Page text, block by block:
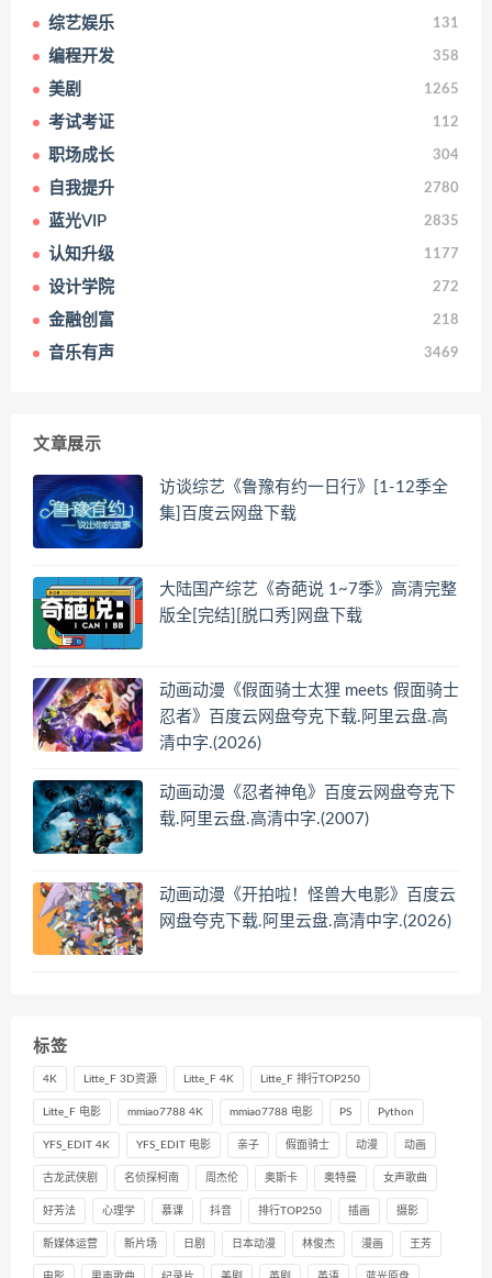
综艺娱乐 131
编程开发 358
美剧 1265
考试考证 112
职场成长 304
自我提升 2780
蓝光VIP 2835
认知升级 1177
设计学院 272
金融创富 218
音乐有声 3469
文章展示
访谈综艺《鲁豫有约一日行》[1-12季全
集]百度云网盘下载
大陆国产综艺《奇葩说 1~7季》高清完整
版全[完结][脱口秀]网盘下载
动画动漫《假面骑士太狸 meets 假面骑士
忍者》百度云网盘夸克下载.阿里云盘.高
清中字.(2026)
动画动漫《忍者神龟》百度云网盘夸克下
载.阿里云盘.高清中字.(2007)
动画动漫《开拍啦！怪兽大电影》百度云
网盘夸克下载.阿里云盘.高清中字.(2026)
标签
4K Litte_F 3D资源 Litte_F 4K Litte_F 排行TOP250
Litte_F 电影 mmiao7788 4K mmiao7788 电影 PS Python
YFS_EDIT 4K YFS_EDIT 电影 亲子 假面骑士 动漫 动画
古龙武侠剧 名侦探柯南 周杰伦 奥斯卡 奥特曼 女声歌曲
好芳法 心理学 慕课 抖音 排行TOP250 插画 摄影
新媒体运营 新片场 日剧 日本动漫 林俊杰 漫画 王芳